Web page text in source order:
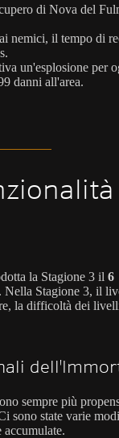
di Nova del
nemici, il tempo di
un'esplosione per
danni all'area.
la Stagione 3 il 6
Nella Stagione 3, il
la difficoltà dei
sempre più
sono state varie